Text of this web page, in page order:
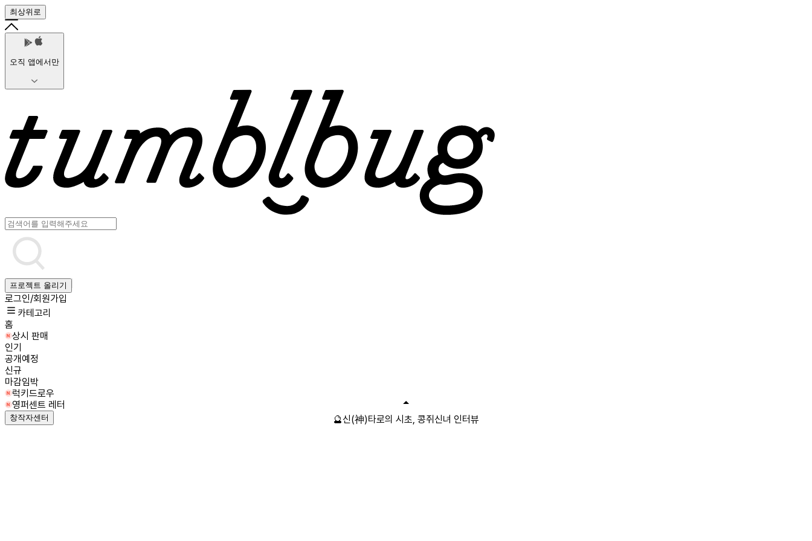
최상위로
오직 앱에서만
프로젝트 올리기
로그인/회원가입
카테고리
홈
상시 판매
인기
공개예정
신규
마감임박
럭키드로우
영퍼센트 레터
창작자센터 🔮신(神)타로의 시초, 콩쥐신녀 인터뷰